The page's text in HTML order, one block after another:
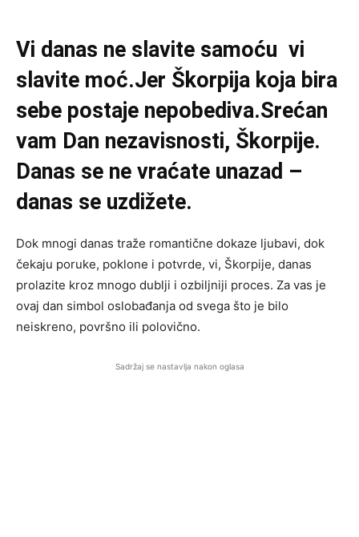
Vi danas ne slavite samoću vi
slavite moć.Jer Škorpija koja bira
sebe postaje nepobediva.Srećan
vam Dan nezavisnosti, Škorpije.
Danas se ne vraćate unazad –
danas se uzdižete.
Dok mnogi danas traže romantične dokaze ljubavi, dok
čekaju poruke, poklone i potvrde, vi, Škorpije, danas
prolazite kroz mnogo dublji i ozbiljniji proces. Za vas je
ovaj dan simbol oslobađanja od svega što je bilo
neiskreno, površno ili polovično.
Sadržaj se nastavlja nakon oglasa